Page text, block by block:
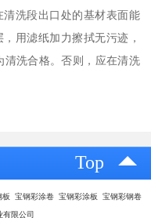
洗段出口处的基材表面能
用滤纸加力擦拭无污迹，
清洗合格。否则，应在清洗
Top
板 宝钢彩涂卷 宝钢彩涂板 宝钢彩钢卷
有限公司